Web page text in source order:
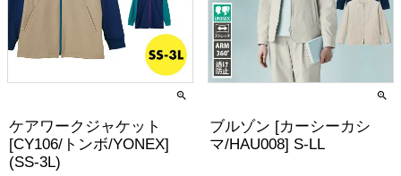
ケアワークジャケット
[CY106/トンボ/YONEX]
(SS-3L)
ブルゾン [カーシーカシ
マ/HAU008] S-LL